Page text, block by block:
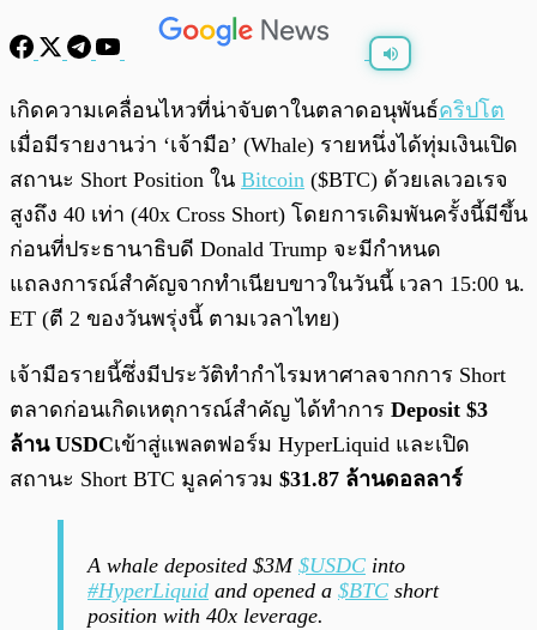
พร้อมเล่น 0:00/ 0:00
เกิดความเคลื่อนไหวที่น่าจับตาในตลาดอนุพันธ์คริปโต
เมื่อมีรายงานว่า ‘เจ้ามือ’ (Whale) รายหนึ่งได้ทุ่มเงินเปิด
สถานะ Short Position ใน Bitcoin ($BTC) ด้วยเลเวอเรจ
สูงถึง 40 เท่า (40x Cross Short) โดยการเดิมพันครั้งนี้มีขึ้น
ก่อนที่ประธานาธิบดี Donald Trump จะมีกำหนด
แถลงการณ์สำคัญจากทำเนียบขาวในวันนี้ เวลา 15:00 น.
ET (ตี 2 ของวันพรุ่งนี้ ตามเวลาไทย)
เจ้ามือรายนี้ซึ่งมีประวัติทำกำไรมหาศาลจากการ Short
ตลาดก่อนเกิดเหตุการณ์สำคัญ ได้ทำการ Deposit $3
ล้าน USDCเข้าสู่แพลตฟอร์ม HyperLiquid และเปิด
สถานะ Short BTC มูลค่ารวม $31.87 ล้านดอลลาร์
A whale deposited $3M $USDC into
#HyperLiquid and opened a $BTC short
position with 40x leverage.